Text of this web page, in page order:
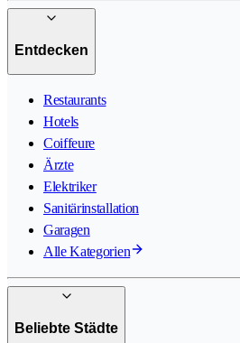
Entdecken
Restaurants
Hotels
Coiffeure
Ärzte
Elektriker
Sanitärinstallation
Garagen
Alle Kategorien
Beliebte Städte